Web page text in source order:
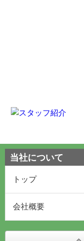
当社について
トップ
会社概要